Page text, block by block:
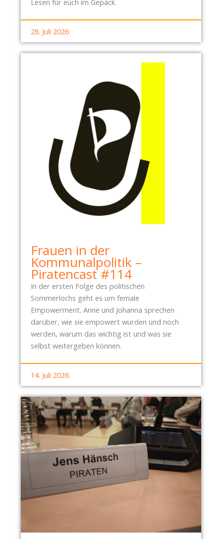
3
M
28. Juli 2026
Frauen in der
Kommunalpolitik –
Piratencast #114
In der ersten Folge des politischen
Sommerlochs geht es um female
Empowerment. Anne und Johanna sprechen
darüber, wie sie empowert wurden und noch
werden, warum das wichtig ist und was sie
selbst weitergeben können.
14. Juli 2026